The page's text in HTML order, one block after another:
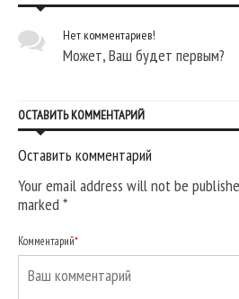
Нет комментариев!
Может, Ваш будет первым?
ОСТАВИТЬ КОММЕНТАРИЙ
Оставить комментарий
Your email address will not be
marked*
Комментарий*